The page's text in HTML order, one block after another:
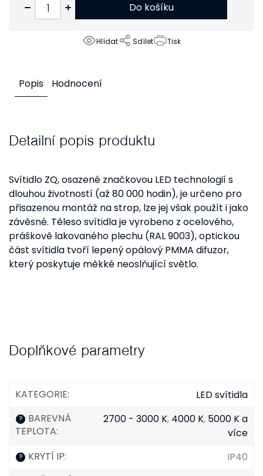
Tisk
Hlídat Sdílet
Do košíku
Popis Hodnocení
Detailní popis produktu
Svítidlo ZQ, osazené značkovou LED technologií s
dlouhou životností (až 80 000 hodin), je určeno pro
přisazenou montáž na strop, lze jej však použít i jako
závěsné. Těleso svítidla je vyrobeno z ocelového,
práškově lakovaného plechu (RAL 9003), optickou
část svítidla tvoří lepený opálový PMMA difuzor,
který poskytuje měkké neoslňující světlo.
Doplňkové parametry
KATEGORIE: LED svítidla
?
BAREVNÁ
TEPLOTA:
2700 - 3000 K, 4000 K, 5000 K a
více
? KRYTÍ IP:
IP40